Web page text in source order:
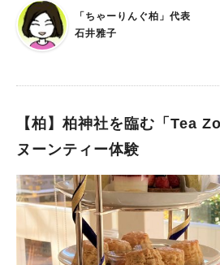
のだろう…？ そして、このカフェを経
代表の小野寺氏と、橋本旅館の深いつながり
文化財級の建築物ともいわれる
「ちゃーりんぐ柏」代表
石井雅子
【柏】柏神社を臨む「Tea
ヌーンティー体験